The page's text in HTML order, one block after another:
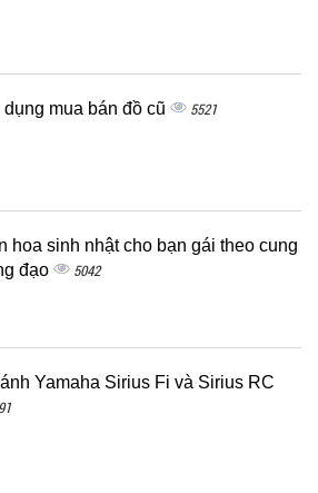
mua bán đồ cũ 5521
hoa sinh nhật cho bạn gái theo cung
đạo
5042
Yamaha Sirius Fi và Sirius RC